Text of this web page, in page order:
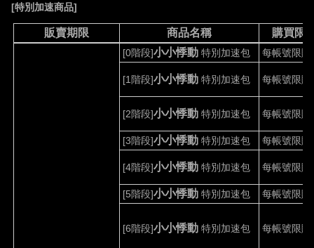
[特別加速商品]
販賣期限 商品名稱 購買限
[0階段]小小悸動 特別加速包 每帳號限購
[1階段]小小悸動 特別加速包 每帳號限購
[2階段]小小悸動 特別加速包 每帳號限購
[3階段]小小悸動 特別加速包 每帳號限購
[4階段]小小悸動 特別加速包 每帳號限購
[5階段]小小悸動 特別加速包 每帳號限購
[6階段]小小悸動 特別加速包 每帳號限購